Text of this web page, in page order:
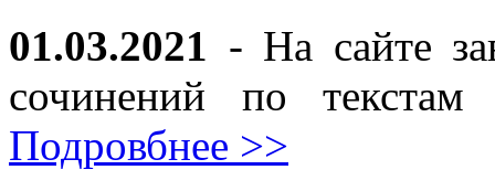
01.03.2021 - На сайте
сочинений по
Подровбнее >>